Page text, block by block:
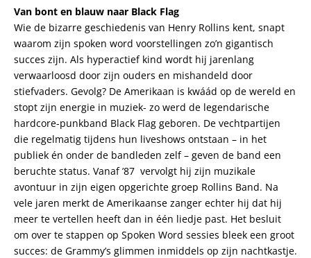
Van bont en blauw naar Black Flag
Wie de bizarre geschiedenis van Henry Rollins kent, snapt
waarom zijn spoken word voorstellingen zo’n gigantisch
succes zijn. Als hyperactief kind wordt hij jarenlang
verwaarloosd door zijn ouders en mishandeld door
stiefvaders. Gevolg? De Amerikaan is kwáád op de wereld en
stopt zijn energie in muziek- zo werd de legendarische
hardcore-punkband Black Flag geboren. De vechtpartijen
die regelmatig tijdens hun liveshows ontstaan – in het
publiek én onder de bandleden zelf – geven de band een
beruchte status. Vanaf ’87 vervolgt hij zijn muzikale
avontuur in zijn eigen opgerichte groep Rollins Band. Na
vele jaren merkt de Amerikaanse zanger echter hij dat hij
meer te vertellen heeft dan in één liedje past. Het besluit
om over te stappen op Spoken Word sessies bleek een groot
succes: de Grammy’s glimmen inmiddels op zijn nachtkastje.